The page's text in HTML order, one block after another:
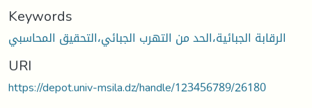
Keywords
الرقابة الجبائية،الحد من التهرب الجبائي،التحقيق المحاسبي
URI
https://depot.univ-msila.dz/handle/123456789/26180